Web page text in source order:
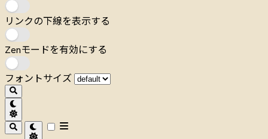
リンクの下線を表示する
Zenモードを有効にする
フォントサイズ